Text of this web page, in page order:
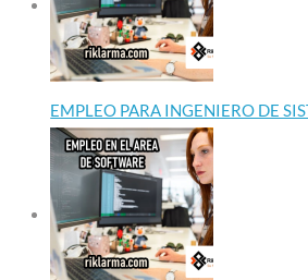
EMPLEO PARA INGENIERO DE